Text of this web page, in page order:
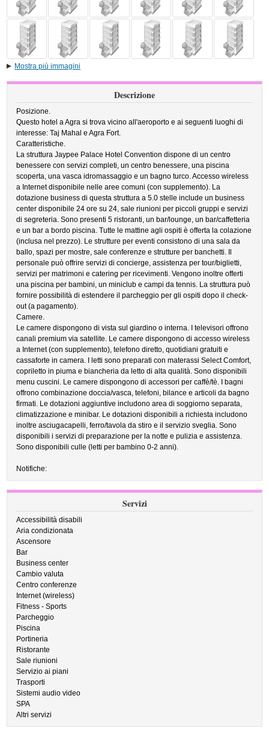
Mostra più immagini
Descrizione
Posizione.
Questo hotel a Agra si trova vicino all'aeroporto e ai seguenti luoghi di
interesse: Taj Mahal e Agra Fort.
Caratteristiche.
La struttura Jaypee Palace Hotel Convention dispone di un centro
benessere con servizi completi, un centro benessere, una piscina
scoperta, una vasca idromassaggio e un bagno turco. Accesso wireless
a Internet disponibile nelle aree comuni (con supplemento). La
dotazione business di questa struttura a 5.0 stelle include un business
center disponibile 24 ore su 24, sale riunioni per piccoli gruppi e servizi
di segreteria. Sono presenti 5 ristoranti, un bar/lounge, un bar/caffetteria
e un bar a bordo piscina. Tutte le mattine agli ospiti è offerta la colazione
(inclusa nel prezzo). Le strutture per eventi consistono di una sala da
ballo, spazi per mostre, sale conferenze e strutture per banchetti. Il
personale può offrire servizi di concierge, assistenza per tour/biglietti,
servizi per matrimoni e catering per ricevimenti. Vengono inoltre offerti
una piscina per bambini, un miniclub e campi da tennis. La struttura può
fornire possibilità di estendere il parcheggio per gli ospiti dopo il check-
out (a pagamento).
Camere.
Le camere dispongono di vista sul giardino o interna. I televisori offrono
canali premium via satellite. Le camere dispongono di accesso wireless
a Internet (con supplemento), telefono diretto, quotidiani gratuiti e
cassaforte in camera. I letti sono preparati con materassi Select Comfort,
copriletto in piuma e biancheria da letto di alta qualità. Sono disponibili
menu cuscini. Le camere dispongono di accessori per caffè/tè. I bagni
offrono combinazione doccia/vasca, telefoni, bilance e articoli da bagno
firmati. Le dotazioni aggiuntive includono area di soggiorno separata,
climatizzazione e minibar. Le dotazioni disponibili a richiesta includono
inoltre asciugacapelli, ferro/tavola da stiro e il servizio sveglia. Sono
disponibili i servizi di preparazione per la notte e pulizia e assistenza.
Sono disponibili culle (letti per bambino 0-2 anni).
Notifiche:
Servizi
Accessibilità disabili
Aria condizionata
Ascensore
Bar
Business center
Cambio valuta
Centro conferenze
Internet (wireless)
Fitness - Sports
Parcheggio
Piscina
Portineria
Ristorante
Sale riunioni
Servizio ai piani
Trasporti
Sistemi audio video
SPA
Altri servizi